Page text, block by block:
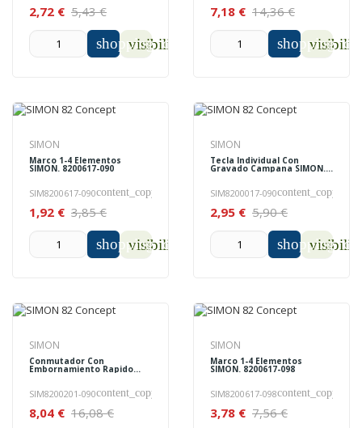
2,72 € 5,43 €
shopping_cart
visibility
7,18 € 14,36 €
SIMON
Marco 1-4 Elementos
SIMON. 8200617-090
SIM8200617-090content_copy
1,92 € 3,85 €
shopping_cart
visibility
SIMON
Tecla Individual Con
Gravado Campana SIMON.
SIM8200017-090content_copy
2,95 € 5,90 €
SIMON
Conmutador Con
Embornamiento Rapido
SIM8200201-090content_copy
8,04 € 16,08 €
SIMON
Marco 1-4 Elementos
SIMON. 8200617-098
SIM8200617-098content_copy
3,78 € 7,56 €